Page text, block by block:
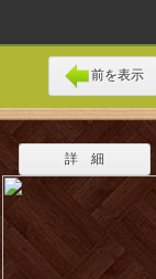
前を表示
詳 細